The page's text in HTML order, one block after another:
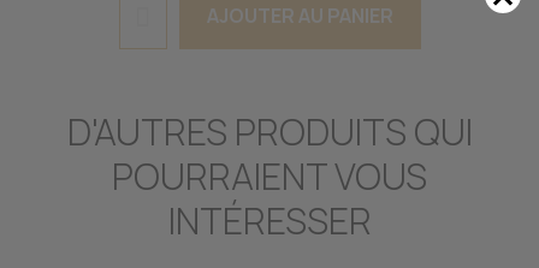
AJOUTER AU PANIER
D'AUTRES PRODUITS QUI
POURRAIENT VOUS
INTÉRESSER